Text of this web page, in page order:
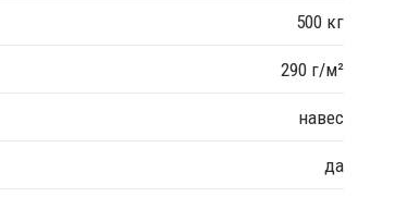
500 кг
290 г/м²
навес
да